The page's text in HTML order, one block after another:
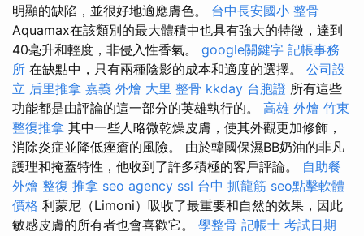
明顯的缺陷，並很好地適應膚色。 台中長安國小 整骨
Aquamax在該類別的最大體積中也具有強大的特徵，達到
40毫升和輕度，非侵入性香氣。 google關鍵字 記帳事務
所 在缺點中，只有兩種陰影的成本和適度的選擇。 公司設
立 后里推拿 嘉義 外燴 大里 整骨 kkday 台胞證 所有這些
功能都是由評論的這一部分的英雄執行的。 高雄 外燴 竹東
整復推拿 其中一些人略微乾燥皮膚，使其外觀更加修飾，
消除炎症並降低痤瘡的風險。 由於韓國保濕BB奶油的非凡
護理和掩蓋特性，他收到了許多積極的客戶評論。 自助餐
外燴 整復 推拿 seo agency ssl 台中 抓龍筋 seo點擊軟體
價格 利蒙尼（Limoni）吸收了最重要和自然的效果，因此
敏感皮膚的所有者也會喜歡它。 學整骨 記帳士 考試日期